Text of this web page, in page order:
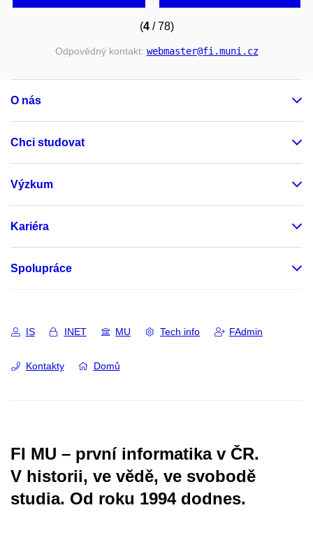
(4/ 78)
Odpovědný kontakt: webmaster@fi.muni.cz
O nás
Chci studovat
Výzkum
Kariéra
Spolupráce
IS INET MU Tech info FAdmin
Kontakty Domů
FI MU – první informatika v ČR.
V historii, ve vědě, ve svobodě
studia. Od roku 1994 dodnes.